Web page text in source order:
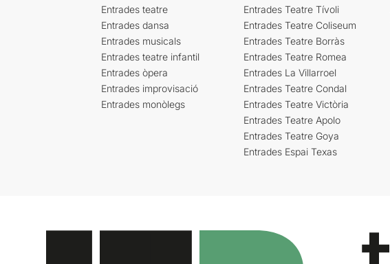
Entrades teatre
Entrades dansa
Entrades musicals
Entrades teatre infantil
Entrades òpera
Entrades improvisació
Entrades monòlegs
Entrades Teatre Tívoli
Entrades Teatre Coliseum
Entrades Teatre Borràs
Entrades Teatre Romea
Entrades La Villarroel
Entrades Teatre Condal
Entrades Teatre Victòria
Entrades Teatre Apolo
Entrades Teatre Goya
Entrades Espai Texas